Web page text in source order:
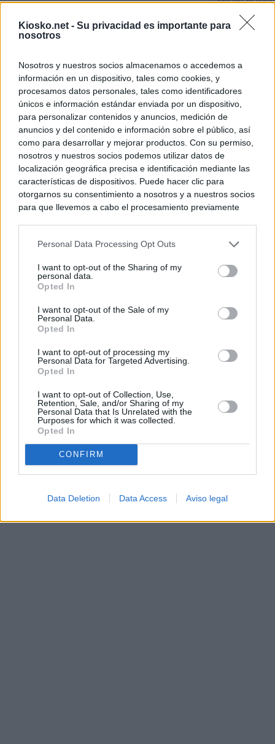
Kiosko.net - Su privacidad es importante para
nosotros
Nosotros y nuestros socios almacenamos o accedemos a
información en un dispositivo, tales como cookies, y
procesamos datos personales, tales como identificadores
únicos e información estándar enviada por un dispositivo,
para personalizar contenidos y anuncios, medición de
anuncios y del contenido e información sobre el público, así
como para desarrollar y mejorar productos. Con su permiso,
nosotros y nuestros socios podemos utilizar datos de
localización geográfica precisa e identificación mediante las
características de dispositivos. Puede hacer clic para
otorgarnos su consentimiento a nosotros y a nuestros socios
para que llevemos a cabo el procesamiento previamente
negar su consentimiento. Tenga en cuenta que algún
de su consentimiento, pero usted tiene el derecho de
rechazar tal procesamiento. Sus preferencias se aplicarán
cualquier momento entrando de nuevo en este sitio web o
visitando nuestra política de privacidad.
Personal Data Processing Opt Outs
I want to opt-out of the Sharing of my
personal data.
Opted In
I want to opt-out of the Sale of my
Personal Data.
Opted In
I want to opt-out of processing my
Personal Data for Targeted Advertising.
Opted In
I want to opt-out of Collection, Use,
Retention, Sale, and/or Sharing of my
Personal Data that Is Unrelated with the
Purposes for which it was collected.
Opted In
CONFIRM
Data Deletion Data Access Aviso legal
Sánchez
© Kiosko.net Aviso Legal Privacidad y Cookies